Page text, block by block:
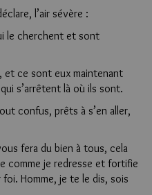
l’air sévère :
le cherchent et sont
et ce sont eux maintenant
s’arrêtent là où ils sont.
confus, prêts à s’en aller,
fera du bien à tous, cela
comme je redresse et fortifie
Homme, je te le dis, sois